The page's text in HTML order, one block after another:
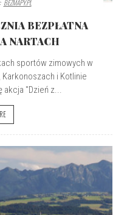
BEZMAPY.PL
BEZPŁATNA
NARTACH
sportów zimowych w
i Kotlinie
akcja "Dzień z...